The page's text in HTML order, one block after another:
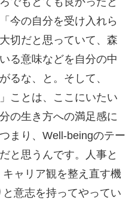
今の自分を受け入れら
切だと思っていて、森
る意味などを自分の中
るな、と。そして、
ことは、ここにいたい
の生き方への満足感に
まり、Well-beingのテー
と思うんです。人事と
キャリア観を整え直す機
意志を持ってやってい